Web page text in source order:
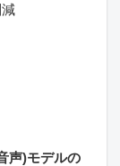
声)モデルの